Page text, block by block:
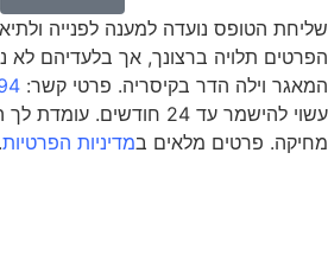
שליחת הטופס נועדה למענה לפנייה
הפרטים תלויה ברצונך, אך בלעדיהם לא
המאגר וילה הדר בקיסריה. פרטי קשר:
עשוי להישמר עד 24 חודשים.
מחיקה. פרטים מלאים במדיניות הפרטיות.